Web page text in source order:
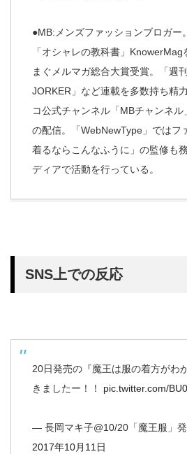
●MB:メンズファッションブロガー
「オシャレの教科書」
まぐメルマガ総合大賞受賞。「週
JORKER」など連載を多数持ち精
コ公式チャンネル「MBチャンネ
の配信。「WebNewType」ではフ
着るならこんなふうに」の監修も
ディアで活動を行っている。
SNS上での反応
20日発売の『魔王は服の着方がわ
きましたー！！ pic.twitter.com/
— 長岡マキ子@10/20「魔王服」
2017年10月11日